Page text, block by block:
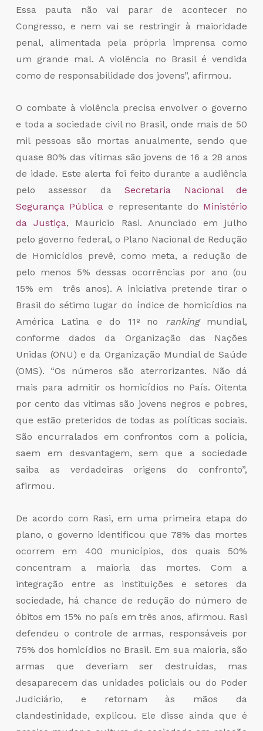
Essa pauta não vai parar de acontecer no
Congresso, e nem vai se restringir à maioridade
penal, alimentada pela própria imprensa como
um grande mal. A violência no Brasil é vendida
como de responsabilidade dos jovens”, afirmou.
O combate à violência precisa envolver o governo
e toda a sociedade civil no Brasil, onde mais de 50
mil pessoas são mortas anualmente, sendo que
quase 80% das vítimas são jovens de 16 a 28 anos
de idade. Este alerta foi feito durante a audiência
pelo assessor daSecretaria Nacional de
Segurança Pública e representante do Ministério
da Justiça, Mauricio Rasi. Anunciado em julho
pelo governo federal, o Plano Nacional de Redução
de Homicídios prevê, como meta, a redução de
pelo menos 5% dessas ocorrências por ano (ou
15% em três anos). A iniciativa pretende tirar o
Brasil do sétimo lugar do índice de homicídios na
América Latina e do 11º no rankingmundial,
conforme dados da Organização das Nações
Unidas (ONU) e da Organização Mundial de Saúde
(OMS). “Os números são aterrorizantes. Não dá
mais para admitir os homicídios no País. Oitenta
por cento das vitimas são jovens negros e pobres,
que estão preteridos de todas as políticas sociais.
São encurralados em confrontos com a polícia,
saem em desvantagem, sem que a sociedade
saiba as verdadeiras origens do confronto”,
afirmou.
De acordo com Rasi, em uma primeira etapa do
plano, o governo identificou que 78% das mortes
ocorrem em 400 municípios, dos quais 50%
concentram a maioria das mortes. Com a
integração entre as instituições e setores da
sociedade, há chance de redução do número de
óbitos em 15% no país em três anos, afirmou. Rasi
defendeu o controle de armas, responsáveis por
75% dos homicídios no Brasil. Em sua maioria, são
armas que deveriam ser destruídas, mas
desaparecem das unidades policiais ou do Poder
Judiciário, e retornam às mãos da
clandestinidade, explicou. Ele disse ainda que é